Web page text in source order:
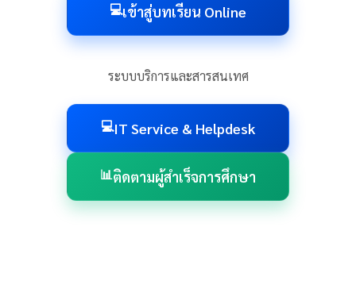
💻เข้าสู่บทเรียน Online
ระบบบริการและสารสนเทศ
💻IT Service & Helpdesk
📊ติดตามผู้สำเร็จการศึกษา